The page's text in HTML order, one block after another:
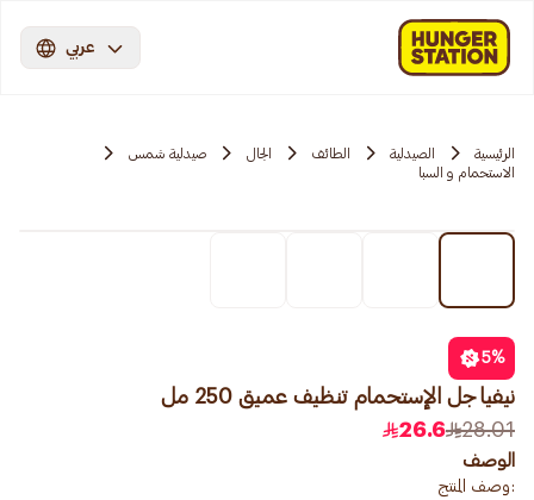
عربي
الرئيسية الصيدلية الطائف الجال
صيدلية شمس
الاستحمام و السبا
5%
نيفيا جل الإستحمام تنظيف عميق 250 مل
28.01
26.6
الوصف